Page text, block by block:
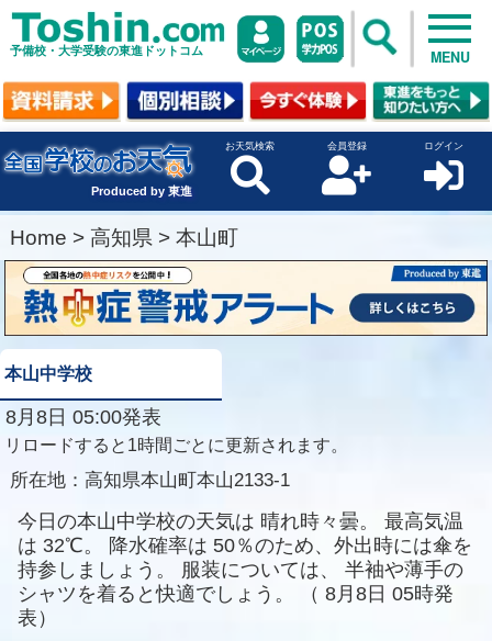
予備校・大学受験の東進ドットコム MENU
Produced by 東進
お天気検索 会員登録 ログイン
Home > 高知県 > 本山町
本山中学校
8月8日 05:00発表
リロードすると1時間ごとに更新されます。
所在地： 高知県本山町本山2133-1
今日の本山中学校の天気は 晴れ時々曇。
最高気温
は 32℃。 降水確率は 50％のため、外出時には傘を
持参しましょう。
服装については、
半袖や薄手の
シャツを着ると快適でしょう。
（ 8月8日 05時発
表）